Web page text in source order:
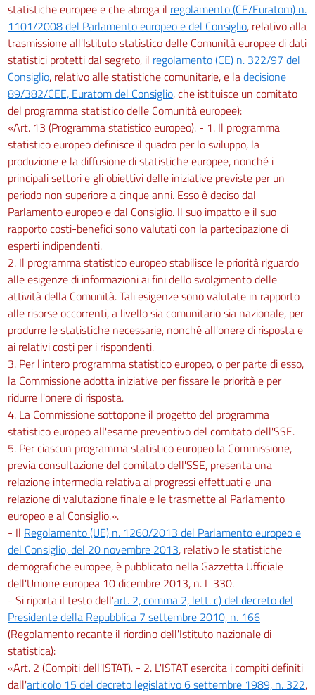
statistiche europee e che abroga il regolamento (CE/Euratom) n.
1101/2008 del Parlamento europeo e del Consiglio, relativo alla
trasmissione all'Istituto statistico delle Comunità europee di dati
statistici protetti dal segreto, il regolamento (CE) n. 322/97 del
Consiglio, relativo alle statistiche comunitarie, e ladecisione
89/382/CEE, Euratom del Consiglio, che istituisce un comitato
del programma statistico delle Comunità europee):
«Art. 13 (Programma statistico europeo). - 1. Il programma
statistico europeo definisce il quadro per lo sviluppo, la
produzione e la diffusione di statistiche europee, nonché i
principali settori e gli obiettivi delle iniziative previste per un
periodo non superiore a cinque anni. Esso è deciso dal
Parlamento europeo e dal Consiglio. Il suo impatto e il suo
rapporto costi-benefici sono valutati con la partecipazione di
esperti indipendenti.
2. Il programma statistico europeo stabilisce le priorità riguardo
alle esigenze di informazioni ai fini dello svolgimento delle
attività della Comunità. Tali esigenze sono valutate in rapporto
alle risorse occorrenti, a livello sia comunitario sia nazionale, per
produrre le statistiche necessarie, nonché all'onere di risposta e
ai relativi costi per i rispondenti.
3. Per l'intero programma statistico europeo, o per parte di esso,
la Commissione adotta iniziative per fissare le priorità e per
ridurre l'onere di risposta.
4. La Commissione sottopone il progetto del programma
statistico europeo all'esame preventivo del comitato dell'SSE.
5. Per ciascun programma statistico europeo la Commissione,
previa consultazione del comitato dell'SSE, presenta una
relazione intermedia relativa ai progressi effettuati e una
relazione di valutazione finale e le trasmette al Parlamento
europeo e al Consiglio.».
- Il Regolamento (UE) n. 1260/2013 del Parlamento europeo e
del Consiglio, del 20 novembre 2013, relativo le statistiche
demografiche europee, è pubblicato nella Gazzetta Ufficiale
dell'Unione europea 10 dicembre 2013, n. L 330.
- Si riporta il testo dell'art. 2, comma 2, lett. c) del decreto del
Presidente della Repubblica 7 settembre 2010, n. 166
(Regolamento recante il riordino dell'Istituto nazionale di
statistica):
«Art. 2 (Compiti dell'ISTAT). - 2. L'ISTAT esercita i compiti definiti
dall'articolo 15 del decreto legislativo 6 settembre 1989, n. 322,